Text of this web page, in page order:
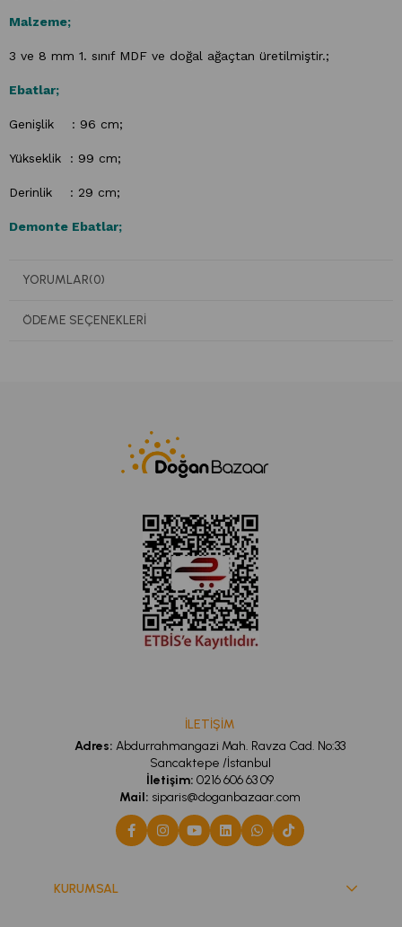
Malzeme;
3 ve 8 mm 1. sınıf MDF ve doğal ağaçtan üretilmiştir.;
Ebatlar;
Genişlik : 96 cm;
Yükseklik : 99 cm;
Derinlik : 29 cm;
Demonte Ebatlar;
Derinlik : 17,5 cm;
çocuğunuzun gerçekçi oyun dünyası için birebir orginal ve
dönebilir şekilde tasarlanmıştır.
tamamıyla gerçekci şekilde sunulmaktadır.;
çizilmemesi için pleksi koruyucu kullanılmıştır. Çocuğa zarar
verebilecek herhangi materyal ve sivri uçlu köşeler bulunmaz.;
Kurulumu çok kolaydır. Kurulum klavuzu ve gerekli tüm
malzemeler paketin içinden çıkmaktadır.;
YORUMLAR(0)
ÖDEME SEÇENEKLERI
İLETİŞİM
Adres: Abdurrahmangazi Mah. Ravza Cad. No:33
Sancaktepe /İstanbul
İletişim: 0216 606 63 09
Mail: siparis@doganbazaar.com
KURUMSAL